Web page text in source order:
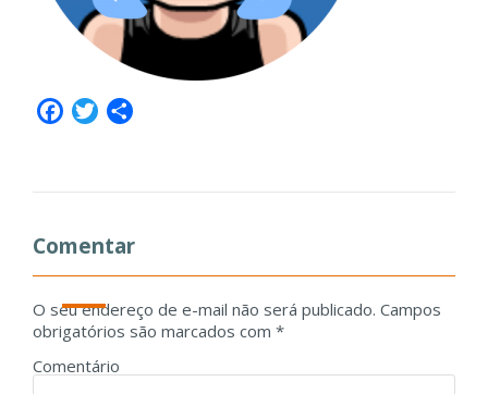
Facebook
Twitter
Comentar
O seu endereço de e-mail não será publicado. Campos
obrigatórios são marcados com *
Comentário